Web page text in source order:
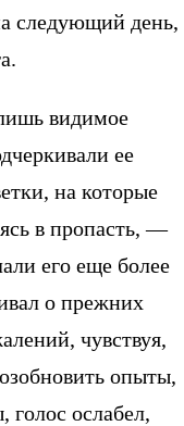
следующий день,
видимое
ее
на которые
в пропасть, —
его еще более
о прежних
чувствуя,
опыты,
голос ослабел,